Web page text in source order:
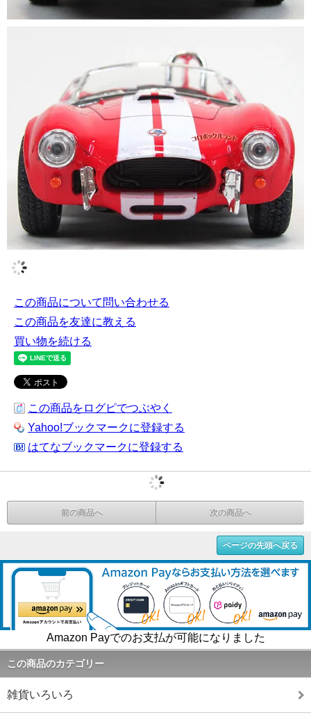
この商品について問い合わせる
この商品を友達に教える
買い物を続ける
この商品をログピでつぶやく
Yahoo!ブックマークに登録する
はてなブックマークに登録する
前の商品へ 次の商品へ
ページの先頭へ戻る
Amazon Payでのお支払が可能になりました
この商品のカテゴリー
雑貨いろいろ